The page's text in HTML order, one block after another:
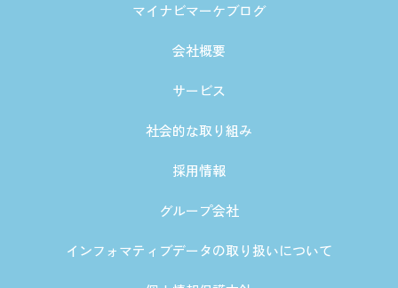
マイナビマーケブログ
会社概要
サービス
社会的な取り組み
採用情報
グループ会社
インフォマティブデータの取り扱いについて